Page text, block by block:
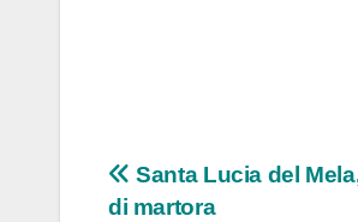
Navigazione
Santa Lucia del
di martora